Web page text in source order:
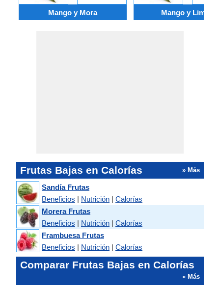
Mango y Mora Mango y Limón
Frutas Bajas en Calorías » Más
Sandía Frutas
Beneficios | Nutrición | Calorías
Morera Frutas
Beneficios | Nutrición | Calorías
Frambuesa Frutas
Beneficios | Nutrición | Calorías
Comparar Frutas Bajas en Calorías
» Más